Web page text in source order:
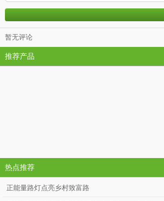
暂无评论
推荐产品
热点推荐
正能量路灯点亮乡村致富路